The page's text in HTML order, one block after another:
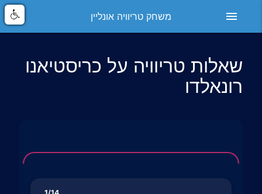
menu משחק טריוויה אונליין
שאלות טריוויה על כריסטיאנו
רונאלדו